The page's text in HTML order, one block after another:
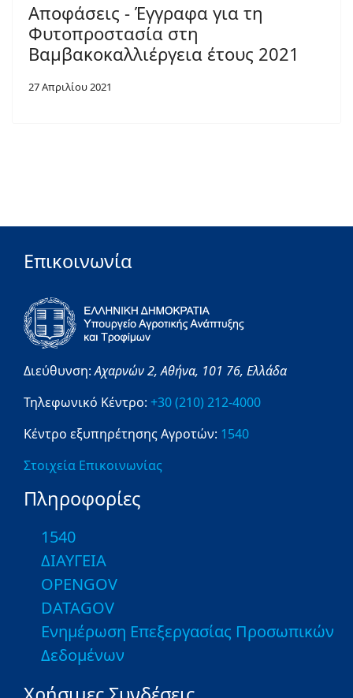
Αποφάσεις - Έγγραφα για τη
Φυτοπροστασία στη
Βαμβακοκαλλιέργεια έτους 2021
27 Απριλίου 2021
Επικοινωνία
Διεύθυνση:Αχαρνών 2,Αθήνα, 101 76, Ελλάδα
Τηλεφωνικό Κέντρο: +30 (210) 212-4000
Κέντρο εξυπηρέτησης Αγροτών: 1540
Στοιχεία Επικοινωνίας
Πληροφορίες
1540
ΔΙΑΥΓΕΙΑ
OPENGOV
DATAGOV
Ενημέρωση Επεξεργασίας Προσωπικών
Δεδομένων